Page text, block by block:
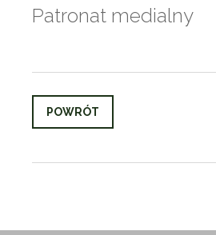
Patronat medialny
POWRÓT